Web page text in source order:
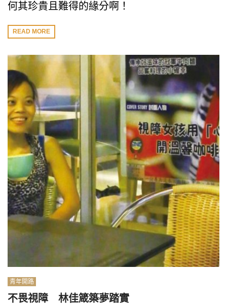
何其珍貴且難得的緣分啊！
READ MORE
青年開路
不畏視障 林佳箴築夢踏實